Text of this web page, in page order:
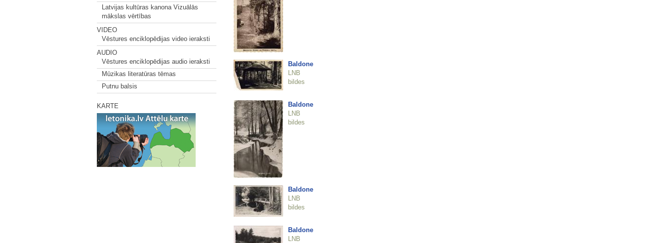
Latvijas kultūras kanona Vizuālās
mākslas vērtības
VIDEO
Vēstures enciklopēdijas video ieraksti
AUDIO
Vēstures enciklopēdijas audio ieraksti
Mūzikas literatūras tēmas
Putnu balsis
KARTE
Baldone
LNB
bildes
Baldone
LNB
bildes
Baldone
LNB
bildes
Baldone
LNB